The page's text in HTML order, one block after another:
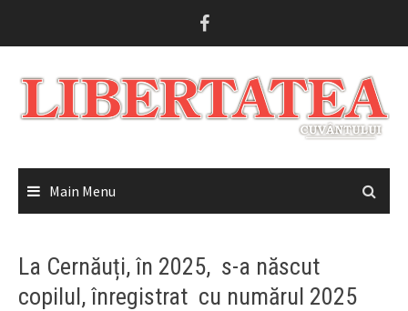
Main Menu
La Cernăuți, în 2025, s-a născut
copilul, înregistrat cu numărul 2025